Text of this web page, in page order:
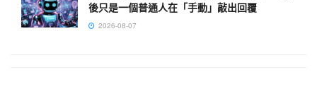
後只是一個普通人在「手動」敲出回覆
2026-08-07